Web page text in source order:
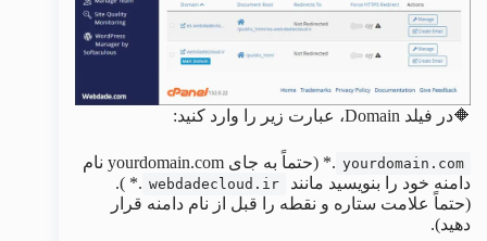
🔶در فیلد Domain، عبارت زیر را وارد کنید:
yourdomain.com
.* (حتماً به جای yourdomain.com نام
دامنه خود را بنویسید مانند
webdadecloud.ir
.* ).
(حتماً علامت ستاره و نقطه را قبل از نام دامنه قرار
دهید).